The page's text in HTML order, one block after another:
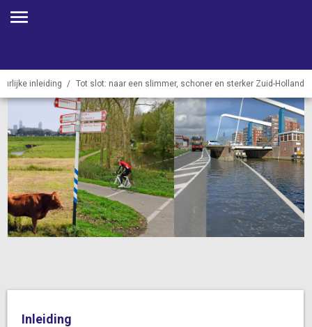
inleiding Tot slot: naar een slimmer, schoner en sterker Zuid-Holland
Inleiding